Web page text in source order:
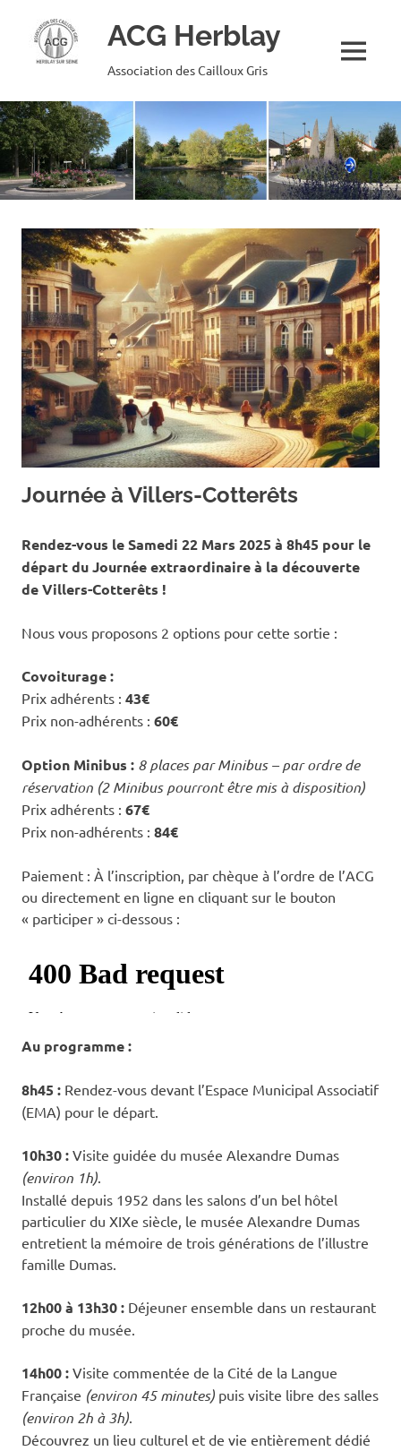
Skip
to
content
ACG Herblay
Association des Cailloux Gris
MENU
Journée à Villers-Cotterêts
Rendez-vous le Samedi 22 Mars 2025 à 8h45 pour le
départ du Journée extraordinaire à la découverte
de Villers-Cotterêts !
Nous vous proposons 2 options pour cette sortie :
Covoiturage :
Prix adhérents : 43€
Prix non-adhérents : 60€
Option Minibus : 8 places par Minibus – par ordre de
réservation (2 Minibus pourront être mis à disposition)
Prix adhérents : 67€
Prix non-adhérents : 84€
Paiement : À l’inscription, par chèque à l’ordre de l’ACG
ou directement en ligne en cliquant sur le bouton
« participer » ci-dessous :
Au programme :
8h45 : Rendez-vous devant l’Espace Municipal Associatif
(EMA) pour le départ.
10h30 : Visite guidée du musée Alexandre Dumas
(environ 1h).
Installé depuis 1952 dans les salons d’un bel hôtel
particulier du XIXe siècle, le musée Alexandre Dumas
entretient la mémoire de trois générations de l’illustre
famille Dumas.
12h00 à 13h30 : Déjeuner ensemble dans un restaurant
proche du musée.
14h00 : Visite commentée de la Cité de la Langue
Française (environ 45 minutes) puis visite libre des salles
(environ 2h à 3h).
Découvrez un lieu culturel et de vie entièrement dédié